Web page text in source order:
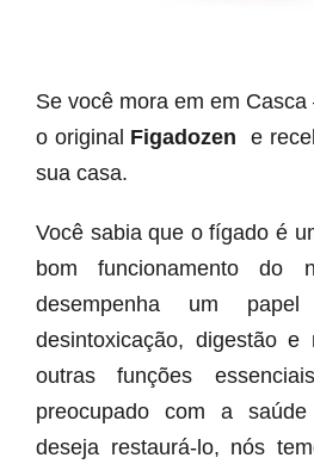
Se você mora em em
o original Figadozen
e
sua casa.
Você sabia que o fígado é
bom funcionamento do
desempenha um
desintoxicação, digestão e
outras funções
preocupado com a
deseja restaurá-lo, nós